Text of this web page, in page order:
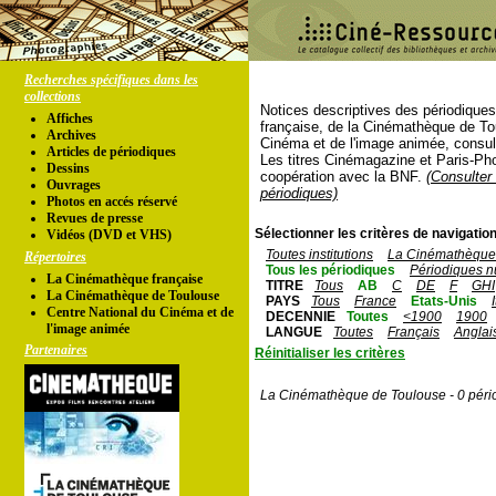
Recherches spécifiques dans les
collections
Affiches
Archives
Articles de périodiques
Dessins
Ouvrages
Photos en accés réservé
Revues de presse
Vidéos (DVD et VHS)
Répertoires
La Cinémathèque française
La Cinémathèque de Toulouse
Centre National du Cinéma et de
l'image animée
Partenaires
Notices descriptives des
française, de la Cinémathèque de
Cinéma et de l'image animée,
Les titres Cinémagazine et Paris-
coopération avec la BNF.
périodiques)
Sélectionner les critères de
Toutes institutions
La
Tous les périodiques
Périodiques
TITRE
Tous AB C DE F
GHI
PAYS
Tous France Etats-Unis
DECENNIE
Toutes <1900
1900
LANGUE
Toutes Français
Réinitialiser les critères
La Cinémathèque de Toulouse - 0